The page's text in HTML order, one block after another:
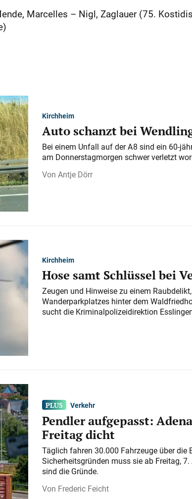
Marcelles – Nigl, Zaglauer (75.
Kirchheim
Auto schanzt bei
Bei einem Unfall auf der A 8 sind ein 60-
am Donnerstagmorgen schwer verletzt
Antje Dörr
Kirchheim
Hose samt Schlüssel bei
Zeugen und Hinweise zu einem
Wanderparkplatzes hinter dem
sucht die Kriminalpolizeidirektion
Verkehr
Pendler aufgepasst:
Freitag dicht
Täglich fahren 30.000 Fahrzeuge über die
Sicherheitsgründen muss sie ab Freitag,
sind die Gründe.
Frederic Feicht